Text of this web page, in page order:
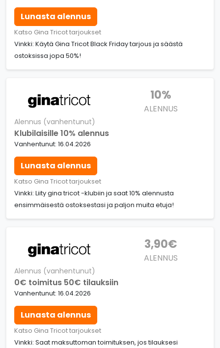
Lunasta alennus
Katso Gina Tricot tarjoukset
Vinkki: Käytä Gina Tricot Black Friday tarjous ja säästä
ostoksissa jopa 50%!
10%
ALENNUS
Alennus (vanhentunut)
Klubilaisille 10% alennus
Vanhentunut: 16.04.2026
Lunasta alennus
Katso Gina Tricot tarjoukset
Vinkki: Liity gina tricot -klubiin ja saat 10% alennusta
ensimmäisestä ostoksestasi ja paljon muita etuja!
3,90€
ALENNUS
Alennus (vanhentunut)
0€ toimitus 50€ tilauksiin
Vanhentunut: 16.04.2026
Lunasta alennus
Katso Gina Tricot tarjoukset
Vinkki: Saat maksuttoman toimituksen, jos tilauksesi